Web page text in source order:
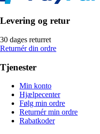
Levering og retur
30 dages returret
Returnér din ordre
Tjenester
Min konto
Hjælpecenter
Følg min ordre
Returnér min ordre
Rabatkoder